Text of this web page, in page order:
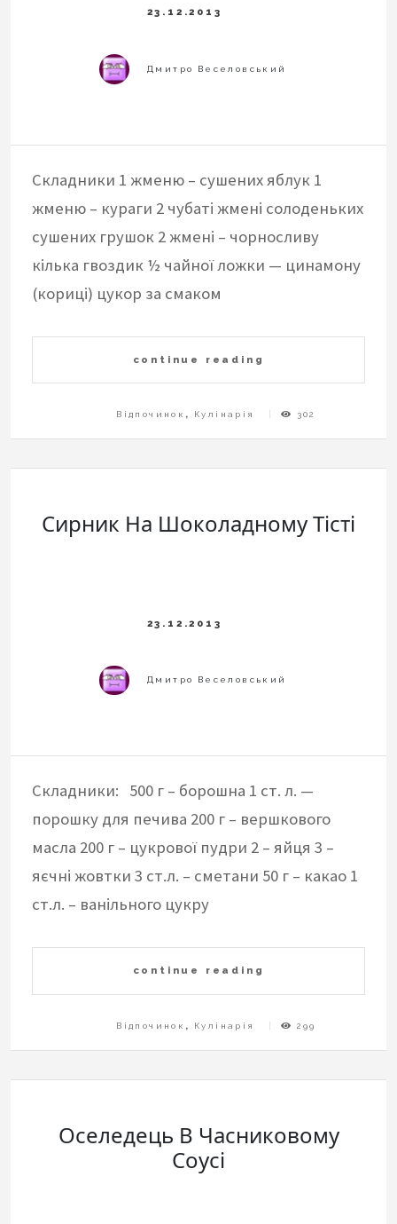
Складники 1 жменю – сушених яблук 1
жменю – кураги 2 чубаті жмені солоденьких
сушених грушок 2 жмені – чорносливу
кілька гвоздик ½ чайної ложки — цинамону
(кориці) цукор за смаком
continue reading
Відпочинок , Кулінарія 302
Сирник На Шоколадному Тісті
Складники: 500 г – борошна 1 ст. л. —
порошку для печива 200 г – вершкового
масла 200 г – цукрової пудри 2 – яйця 3 –
яєчні жовтки 3 ст.л. – сметани 50 г – какао 1
ст.л. – ванільного цукру
continue reading
Відпочинок , Кулінарія 299
Оселедець В Часниковому
Соусі